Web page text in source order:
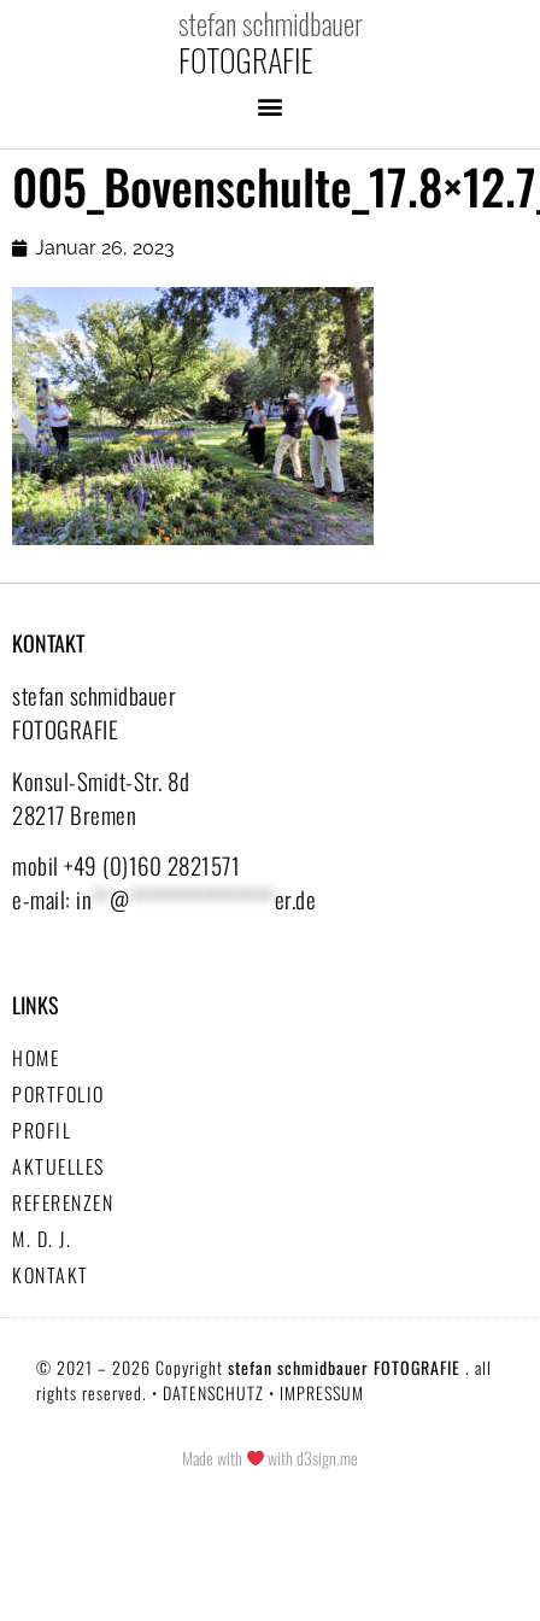
Januar 26, 2023
KONTAKT
stefan schmidbauer
FOTOGRAFIE
Konsul-Smidt-Str. 8d
28217 Bremen
mobil +49 (0)160 2821571
e-mail: in**@****************er.de
LINKS
HOME
PORTFOLIO
PROFIL
AKTUELLES
REFERENZEN
M. D. J.
KONTAKT
© 2021 – 2026 Copyright stefan schmidbauer FOTOGRAFIE . all
rights reserved. • DATENSCHUTZ • IMPRESSUM
Made with with d3sign.me